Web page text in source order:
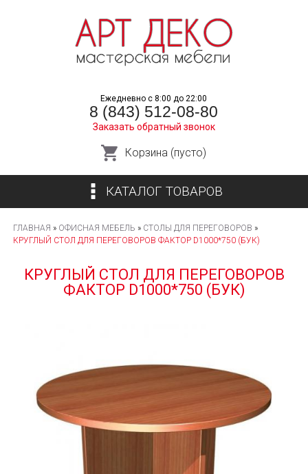
к
основному
Ежедневно с 8:00 до 22:00
8 (843) 512-08-80
Заказать обратный звонок
Корзина (пусто)
КАТАЛОГ ТОВАРОВ
ГЛАВНАЯ » ОФИСНАЯ МЕБЕЛЬ » СТОЛЫ ДЛЯ ПЕРЕГОВОРОВ »
КРУГЛЫЙ СТОЛ ДЛЯ ПЕРЕГОВОРОВ ФАКТОР D1000*750 (БУК)
КРУГЛЫЙ СТОЛ ДЛЯ ПЕРЕГОВОРОВ
ФАКТОР D1000*750 (БУК)
ГАБАРИТЫ (ШXГХВ)
750 ⌀ 1000